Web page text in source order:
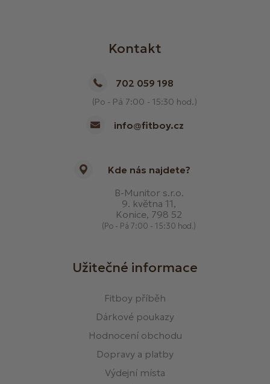
Kontakt
702 059 198
(Po - Pá 7:00 - 15:30 hod.)
info@fitboy.cz
Kde nás najdete?
B-Munitor s.r.o.
9. května 11,
Konice, 798 52
(Po - Pá 7:00 - 15:30 hod.)
Užitečné informace
Fitboy příběh
Dárkové poukazy
Hodnocení obchodu
Dopravy a platby
Výdejní místa